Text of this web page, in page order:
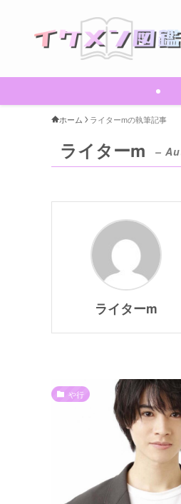
ホーム ライターmの執筆記事
ライターm –
ライターm
や行